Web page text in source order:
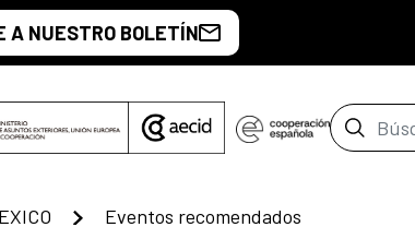
A NUESTRO BOLETÍN
Barra
Eventos recomendados